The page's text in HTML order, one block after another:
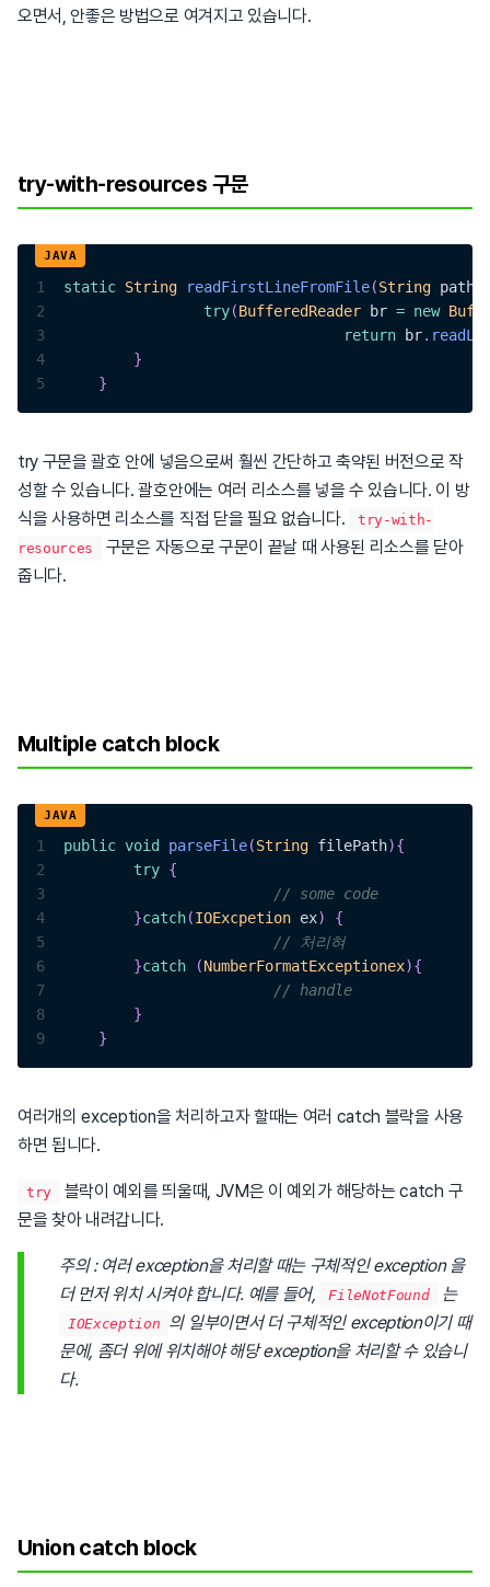
오면서, 안좋은 방법으로 여겨지고 있습니다.
try-with-resources 구문
1 static String readFirstLineFromFile(String path
2
try(BufferedReader br = new
3
return br.
4
}
5
}
try 구문을 괄호 안에 넣음으로써 훨씬 간단하고 축약된 버전으로 작
성할 수 있습니다. 괄호안에는 여러 리소스를 넣을 수 있습니다. 이 방
식을 사용하면 리소스를 직접 닫을 필요 없습니다.
try-with-
resources
구문은 자동으로 구문이 끝날 때 사용된 리소스를 닫아
줍니다.
Multiple catch block
1 public void parseFile(String filePath){
2
try {
3
// some code
4
}catch(IOExcpetion ex)
{
5
// 처리혀
6
}catch (NumberFormatExceptionex){
7
// handle
8
}
9
}
여러개의 exception을 처리하고자 할때는 여러 catch 블락을 사용
하면 됩니다.
try
블락이 예외를 띄울때, JVM은 이 예외가 해당하는 catch 구
문을 찾아 내려갑니다.
주의 : 여러 exception을 처리할 때는 구체적인 exception 을
더 먼저 위치 시켜야 합니다. 예를 들어,
FileNotFound 는
IOException 의 일부이면서 더 구체적인 exception이기 때
문에, 좀더 위에 위치해야 해당 exception을 처리할 수 있습니
다.
Union catch block